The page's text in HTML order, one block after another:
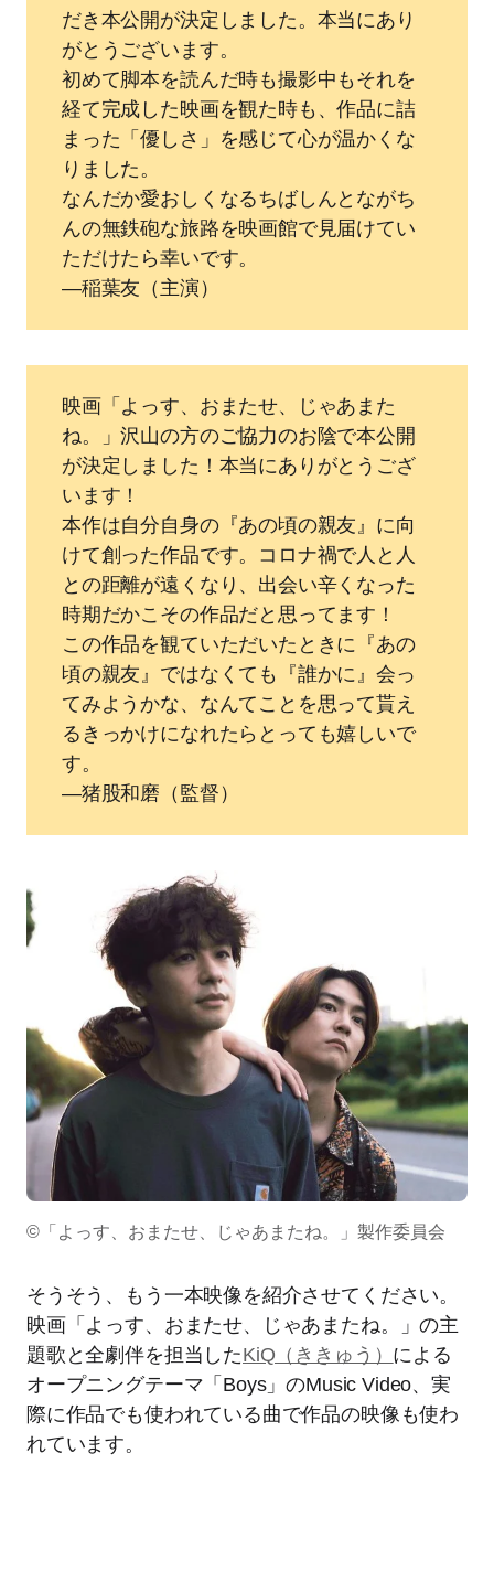
だき本公開が決定しました。本当にあり
がとうございます。
初めて脚本を読んだ時も撮影中もそれを
経て完成した映画を観た時も、作品に詰
まった「優しさ」を感じて⼼が温かくな
りました。
なんだか愛おしくなるちばしんとながち
んの無鉄砲な旅路を映画館で⾒届けてい
ただけたら幸いです。
―稲葉友（主演）
映画「よっす、おまたせ、じゃあまた
ね。」沢⼭の⽅のご協⼒のお陰で本公開
が決定しました！本当にありがとうござ
います！
本作は⾃分⾃⾝の『あの頃の親友』に向
けて創った作品です。コロナ禍で⼈と⼈
との距離が遠くなり、出会い⾟くなった
時期だかこその作品だと思ってます！
この作品を観ていただいたときに『あの
頃の親友』ではなくても『誰かに』会っ
てみようかな、なんてことを思って貰え
るきっかけになれたらとっても嬉しいで
す。
―猪股和磨（監督）
©「よっす、おまたせ、じゃあまたね。」製作委員会
そうそう、もう一本映像を紹介させてください。
映画「よっす、おまたせ、じゃあまたね。」の主
題歌と全劇伴を担当したKiQ（ききゅう） による
オープニングテーマ「Boys」のMusic Video、実
際に作品でも使われている曲で作品の映像も使わ
れています。